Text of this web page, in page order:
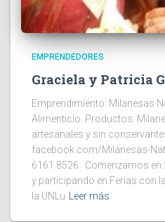
EMPRENDEDORES
Graciela y Patricia
Emprendimiento: Milanesas
Alimenticio. Productos:
artesanales y sin
facebook.com/Milanesas-
6161 8526 Comenzamos en
y participando en Ferias con
la UNLu Leer más